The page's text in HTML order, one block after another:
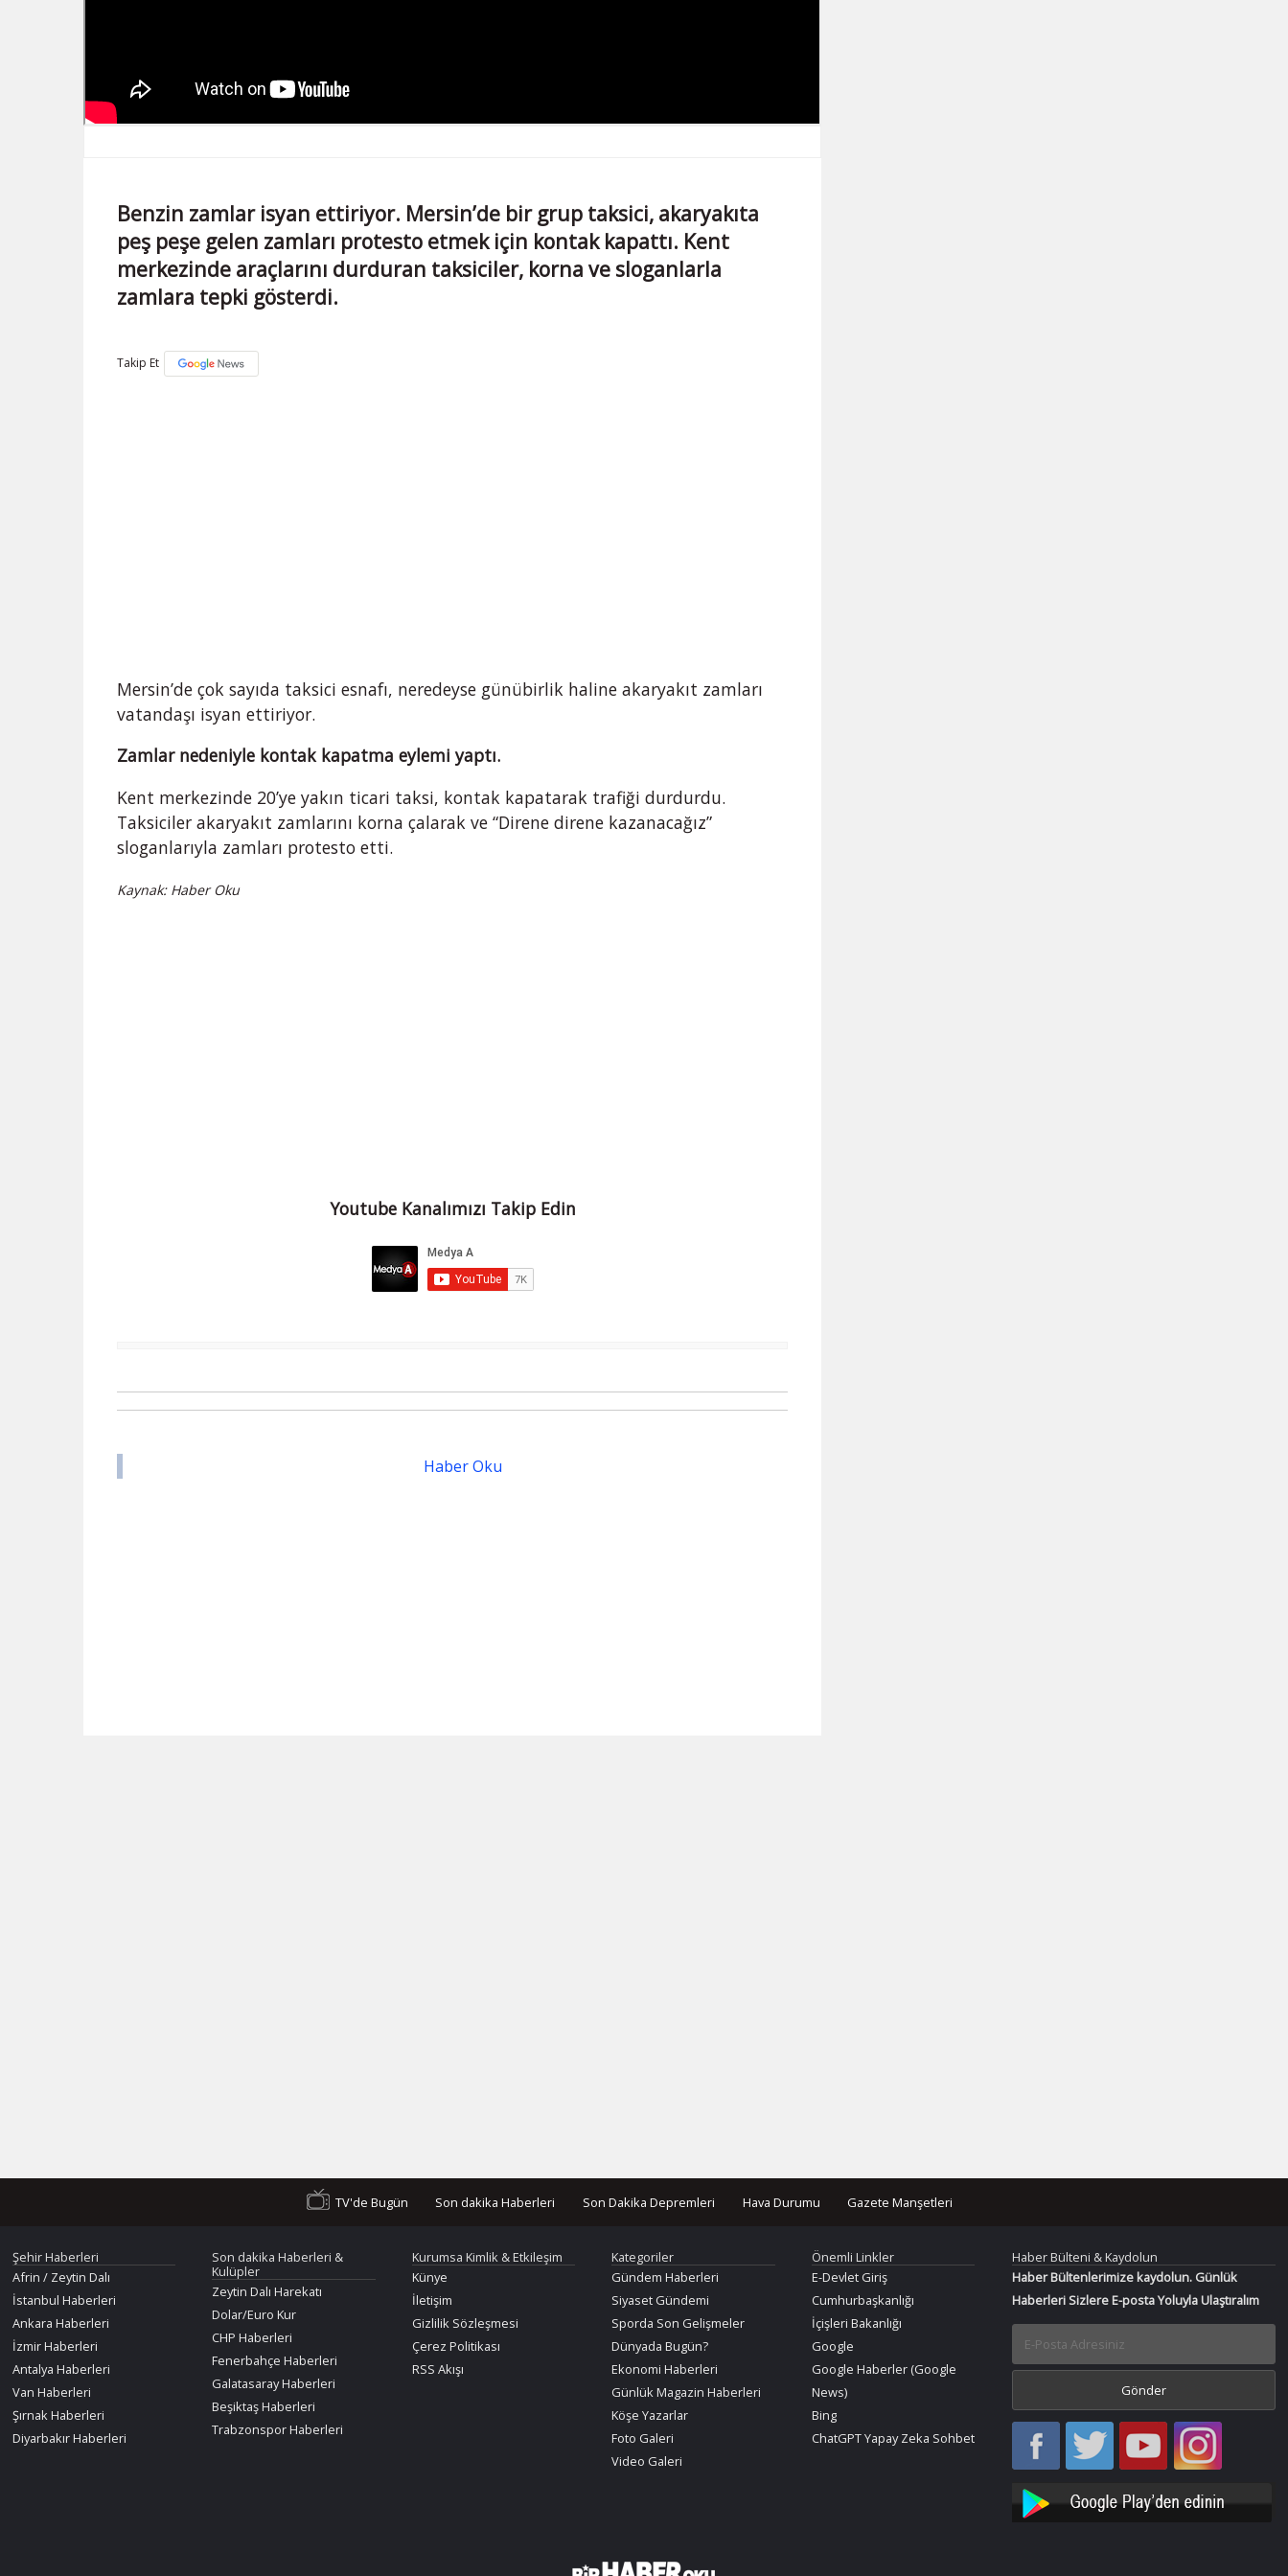
Benzin zamlar isyan ettiriyor. Mersin’de bir grup taksici, akaryakıta
peş peşe gelen zamları protesto etmek için kontak kapattı. Kent
merkezinde araçlarını durduran taksiciler, korna ve sloganlarla
zamlara tepki gösterdi.
Takip Et
Mersin’de çok sayıda taksici esnafı, neredeyse günübirlik haline akaryakıt zamları
vatandaşı isyan ettiriyor.
Zamlar nedeniyle kontak kapatma eylemi yaptı.
Kent merkezinde 20’ye yakın ticari taksi, kontak kapatarak trafiği durdurdu.
Taksiciler akaryakıt zamlarını korna çalarak ve “Direne direne kazanacağız”
sloganlarıyla zamları protesto etti.
Kaynak: Haber Oku
Youtube Kanalımızı Takip Edin
Haber Oku
TV'de Bugün Son dakika Haberleri Son Dakika Depremleri Hava Durumu Gazete Manşetleri
Şehir Haberleri
Afrin / Zeytin Dalı
İstanbul Haberleri
Ankara Haberleri
İzmir Haberleri
Antalya Haberleri
Van Haberleri
Şırnak Haberleri
Diyarbakır Haberleri
Son dakika Haberleri &
Kulüpler
Zeytin Dalı Harekatı
Dolar/Euro Kur
CHP Haberleri
Fenerbahçe Haberleri
Galatasaray Haberleri
Beşiktaş Haberleri
Trabzonspor Haberleri
Kurumsa Kimlik & Etkileşim
Künye
İletişim
Gizlilik Sözleşmesi
Çerez Politikası
RSS Akışı
Kategoriler
Gündem Haberleri
Siyaset Gündemi
Sporda Son Gelişmeler
Dünyada Bugün?
Ekonomi Haberleri
Günlük Magazin Haberleri
Köşe Yazarlar
Foto Galeri
Video Galeri
Önemli Linkler
E-Devlet Giriş
Cumhurbaşkanlığı
İçişleri Bakanlığı
Google
Google Haberler (Google
News)
Bing
ChatGPT Yapay Zeka Sohbet
Haber Bülteni & Kaydolun
Haber Bültenlerimize kaydolun. Günlük
Haberleri Sizlere E-posta Yoluyla Ulaştıralım
Haber
Oku
Haber
Oku
Bir
Haber
YouTube
Bir
Haber
Instagram